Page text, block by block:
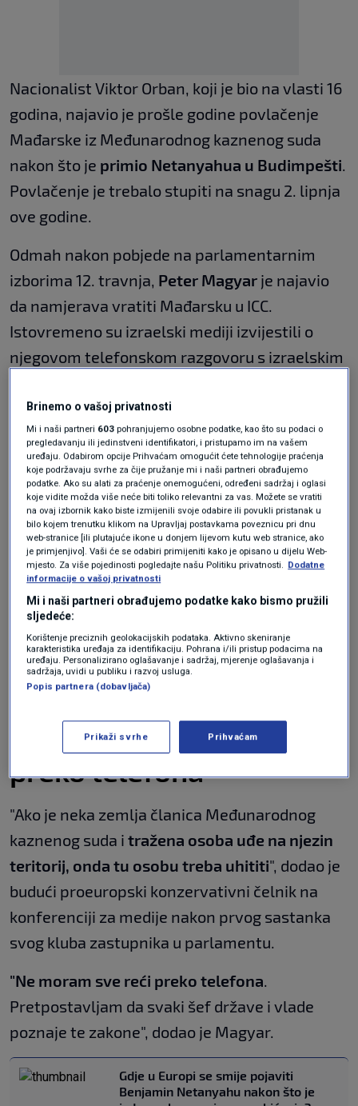
Nacionalist Viktor Orban, koji je bio na vlasti 16
godina, najavio je prošle godine povlačenje
Mađarske iz Međunarodnog kaznenog suda
nakon što je primio Netanyahua u Budimpešti.
Povlačenje je trebalo stupiti na snagu 2. lipnja
ove godine.
Odmah nakon pobjede na parlamentarnim
izborima 12. travnja, Peter Magyar je najavio
da namjerava vratiti Mađarsku u ICC.
Istovremeno su izraelski mediji izvijestili o
njegovom telefonskom razgovoru s izraelskim
Netanyahua u Budimpeštu 23. listopada
70. obljetnicu ustanka protiv Sovjeta 1956.
godine.
Kad ga je novinar u ponedjeljak pitao vidi li tu
kontradiktornost,Magyar je pojasnio da je
uputio poziv svim čelnicima s kojima je
razgovarao telefonom.
predsjednika i najviše suce da daju
ostavku: 31. svibnja vam je zadnji
rok!
SVIJET 20. tra.
"Ne moram sve reći
preko telefona"
"Ako je neka zemlja članica Međunarodnog
kaznenog suda i tražena osoba uđe na njezin
teritorij, onda tu osobu treba uhititi", dodao je
budući proeuropski konzervativni čelnik na
konferenciji za medije nakon prvog sastanka
svog kluba zastupnika u parlamentu.
"Ne moram sve reći preko telefona.
Pretpostavljam da svaki šef države i vlade
poznaje te zakone", dodao je Magyar.
Gdje u Europi se smije pojaviti
Benjamin Netanyahu nakon što je
Brinemo o vašoj privatnosti
Mi i naši partneri 603 pohranjujemo osobne podatke, kao što su podaci o
pregledavanju ili jedinstveni identifikatori, i pristupamo im na vašem
uređaju. Odabirom opcije Prihvaćam omogućit ćete tehnologije praćenja
koje podržavaju svrhe za čije pružanje mi i naši partneri obrađujemo
podatke. Ako su alati za praćenje onemogućeni, određeni sadržaj i oglasi
koje vidite možda više neće biti toliko relevantni za vas. Možete se vratiti
na ovaj izbornik kako biste izmijenili svoje odabire ili povukli pristanak u
bilo kojem trenutku klikom na Upravljaj postavkama poveznicu pri dnu
web-stranice [ili plutajuće ikone u donjem lijevom kutu web stranice, ako
je primjenjivo]. Vaši će se odabiri primijeniti kako je opisano u dijelu Web-
mjesto. Za više pojedinosti pogledajte našu Politiku privatnosti. Dodatne
informacije o vašoj privatnosti
Mi i naši partneri obrađujemo podatke kako bismo pružili
sljedeće:
Korištenje preciznih geolokacijskih podataka. Aktivno skeniranje
karakteristika uređaja za identifikaciju. Pohrana i/ili pristup podacima na
uređaju. Personalizirano oglašavanje i sadržaj, mjerenje oglašavanja i
sadržaja, uvidi u publiku i razvoj usluga.
Popis partnera (dobavljača)
Prikaži svrhe Prihvaćam